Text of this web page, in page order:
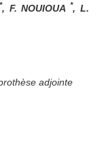
*, F. NOUIOUA *, L.
adjointe